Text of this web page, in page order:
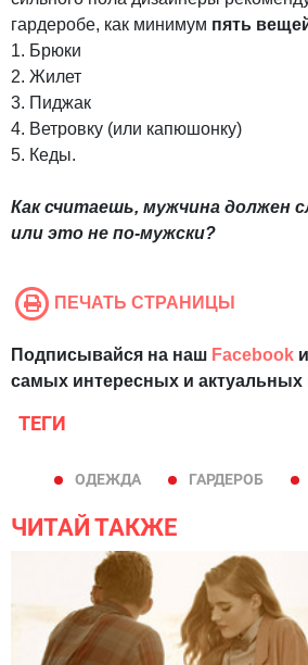
гардеробе, как минимум пять
1. Брюки
2. Жилет
3. Пиджак
4. Ветровку (или капюшонку)
5. Кеды.
Как считаешь, мужчина должен
или это не по-мужски?
ПЕЧАТЬ СТРАНИЦЫ
Подписывайся на наш Facebook
самых интересных и актуальных
ТЕГИ
ОДЕЖДА ГАРДЕРОБ
ЧИТАЙ ТАКЖЕ